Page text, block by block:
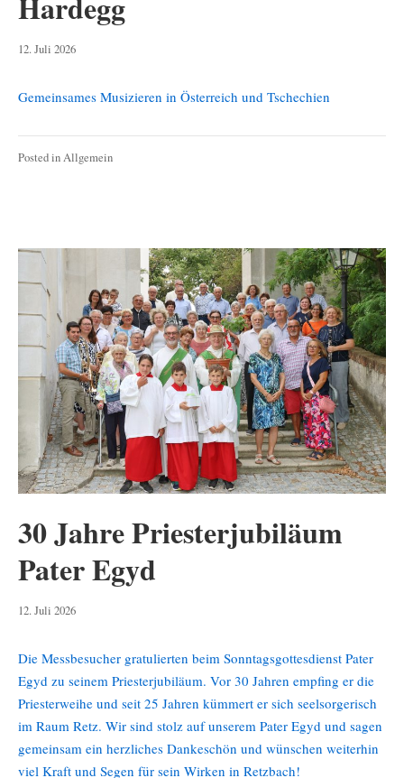
12. Juli 202612.
Gemeinsames Musizieren in Österreich und Tschechien
Posted inAllgemein
30 Jahre Priesterjubiläum
Pater Egyd
12. Juli 202612.
Die Messbesucher gratulierten beim Sonntagsgottesdienst Pater
Egyd zu seinem Priesterjubiläum. Vor 30 Jahren empfing er die
Priesterweihe und seit 25 Jahren kümmert er sich seelsorgerisch
im Raum Retz. Wir sind stolz auf unserem Pater Egyd und sagen
gemeinsam ein herzliches Dankeschön und wünschen weiterhin
viel Kraft und Segen für sein Wirken in Retzbach!